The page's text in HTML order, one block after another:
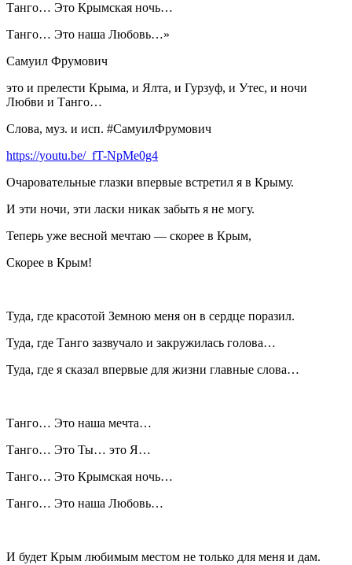
Танго… Это Крымская ночь…
Танго… Это наша Любовь…»
Самуил Фрумович
это и прелести Крыма, и Ялта, и Гурзуф, и Утес, и ночи
Любви и Танго…
Слова, муз. и исп. #СамуилФрумович
https://youtu.be/_fT-NpMe0g4
Очаровательные глазки впервые встретил я в Крыму.
И эти ночи, эти ласки никак забыть я не могу.
Теперь уже весной мечтаю — скорее в Крым,
Скорее в Крым!
Туда, где красотой Земною меня он в сердце поразил.
Туда, где Танго зазвучало и закружилась голова…
Туда, где я сказал впервые для жизни главные слова…
Танго… Это наша мечта…
Танго… Это Ты… это Я…
Танго… Это Крымская ночь…
Танго… Это наша Любовь…
И будет Крым любимым местом не только для меня и дам.